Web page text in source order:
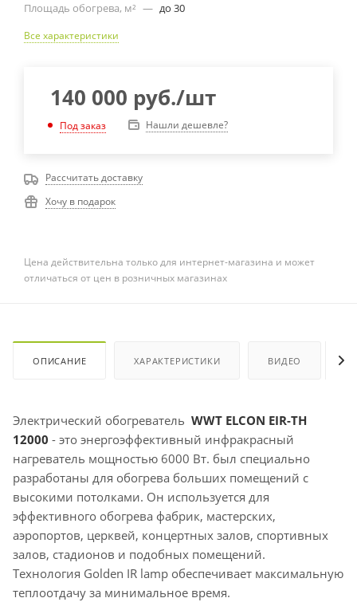
Площадь обогрева, м² — до 30
Все характеристики
140 000 руб./шт
Под заказ Нашли дешевле?
Рассчитать доставку
Хочу в подарок
Цена действительна только для интернет-магазина и может
отличаться от цен в розничных магазинах
ОПИСАНИЕ ХАРАКТЕРИСТИКИ ВИДЕО
Электрический обогреватель WWT ELCON EIR-TH
12000 - это энергоэффективный инфракрасный
нагреватель мощностью 6000 Вт. был специально
разработаны для обогрева больших помещений с
высокими потолками. Он используется для
эффективного обогрева фабрик, мастерских,
аэропортов, церквей, концертных залов, спортивных
залов, стадионов и подобных помещений.
Технология Golden IR lamp обеспечивает максимальную
теплоотдачу за минимальное время.